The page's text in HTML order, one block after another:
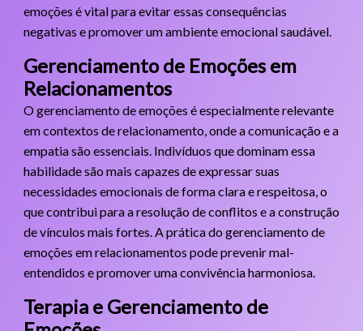
emoções é vital para evitar essas consequências
negativas e promover um ambiente emocional saudável.
Gerenciamento de Emoções em
Relacionamentos
O gerenciamento de emoções é especialmente relevante
em contextos de relacionamento, onde a comunicação e a
empatia são essenciais. Indivíduos que dominam essa
habilidade são mais capazes de expressar suas
necessidades emocionais de forma clara e respeitosa, o
que contribui para a resolução de conflitos e a construção
de vínculos mais fortes. A prática do gerenciamento de
emoções em relacionamentos pode prevenir mal-
entendidos e promover uma convivência harmoniosa.
Terapia e Gerenciamento de